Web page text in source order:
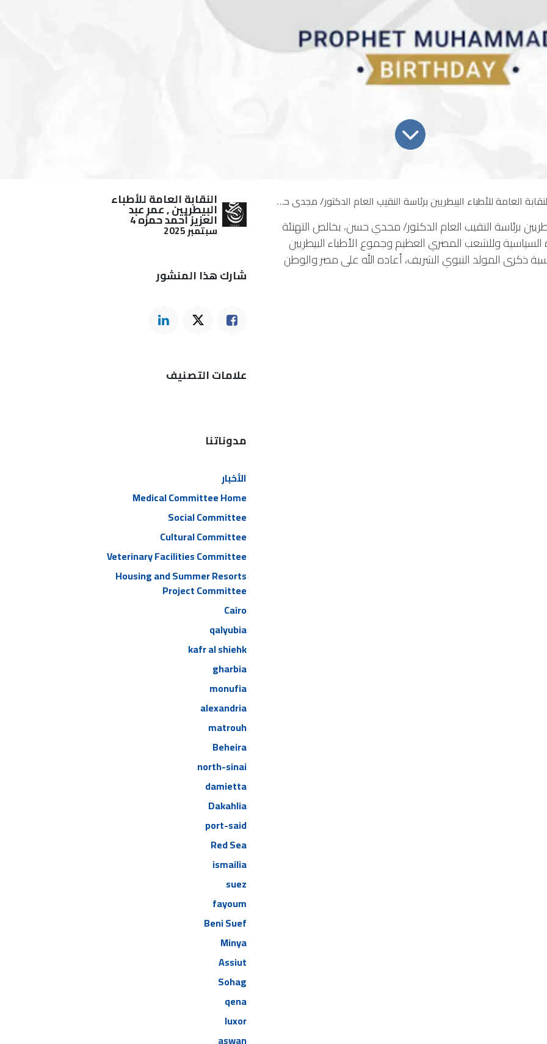
العامة للأطباء البيطريين برئاسة النقيب العام الدكتور/ مجدي حسن، بخالص التهنئة
برئاسة النقيب العام الدكتور/ مجدي حسن، بخالص التهنئة
وللشعب المصري العظيم وجموع الأطباء البيطريين
ذكرى المولد النبوي الشريف، أعاده الله على مصر والوطن
النقابة العامة للأطباء
البيطريين , عمر عبد
العزيز أحمد حمزه4
سبتمبر 2025
شارك هذا المنشور
علامات التصنيف
مدوناتنا
الأخبار
Medical Committee Home
Social Committee
Cultural Committee
Veterinary Facilities Committee
Housing and Summer Resorts
Project Committee
Cairo
qalyubia
kafr al shiehk
gharbia
monufia
alexandria
matrouh
Beheira
north-sinai
damietta
Dakahlia
port-said
Red Sea
ismailia
suez
fayoum
Beni Suef
Minya
Assiut
Sohag
qena
luxor
aswan